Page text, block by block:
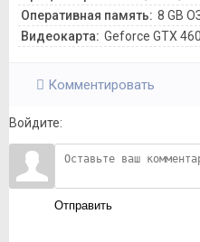
Оперативная память: 8 GB
Видеокарта: Geforce GTX
Комментировать
Войдите:
Отправить